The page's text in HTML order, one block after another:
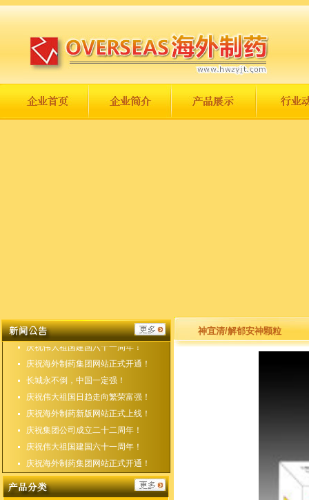
庆祝集团公司成立二十二周年！
庆祝伟大祖国建国六十一周年！
庆祝海外制药集团网站正式开通！
长城永不倒，中国一定强！
庆祝伟大祖国日趋走向繁荣富强！
庆祝海外制药新版网站正式上线！
庆祝集团公司成立二十二周年！
庆祝伟大祖国建国六十一周年！
庆祝海外制药集团网站正式开通！
神宜清/解郁安神颗粒